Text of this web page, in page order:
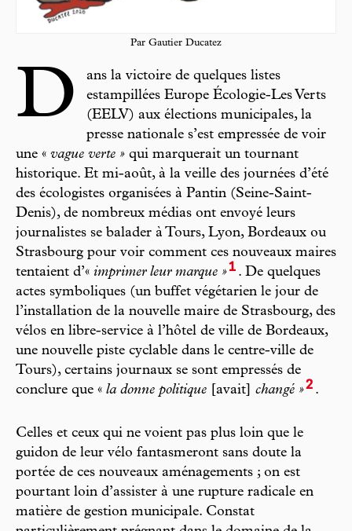
Par Gautier Ducatez
D
ans la victoire de quelques listes
estampillées Europe Écologie-Les Verts
(EELV) aux élections municipales, la
presse nationale s’est empressée de voir
une « vague verte » qui marquerait un tournant
historique. Et mi-août, à la veille des journées d’été
des écologistes organisées à Pantin (Seine-Saint-
Denis), de nombreux médias ont envoyé leurs
journalistes se balader à Tours, Lyon, Bordeaux ou
Strasbourg pour voir comment ces nouveaux maires
tentaient d’« imprimer leur marque »1 . De quelques
actes symboliques (un buffet végétarien le jour de
l’installation de la nouvelle maire de Strasbourg, des
vélos en libre-service à l’hôtel de ville de Bordeaux,
une nouvelle piste cyclable dans le centre-ville de
Tours), certains journaux se sont empressés de
conclure que « la donne politique [avait] changé »2 .
Celles et ceux qui ne voient pas plus loin que le
guidon de leur vélo fantasmeront sans doute la
portée de ces nouveaux aménagements ; on est
pourtant loin d’assister à une rupture radicale en
matière de gestion municipale. Constat